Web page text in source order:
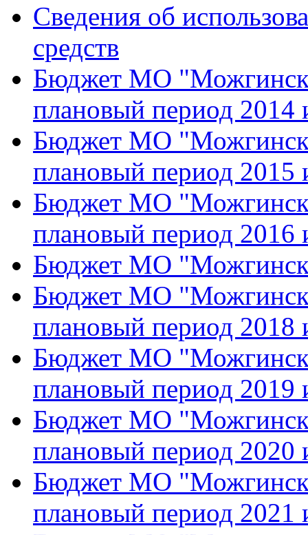
Сведения об
средств
Бюджет МО
плановый период 2014
Бюджет МО
плановый период 2015
Бюджет МО
плановый период 2016
Бюджет МО
Бюджет МО
плановый период 2018
Бюджет МО
плановый период 2019
Бюджет МО
плановый период 2020
Бюджет МО
плановый период 2021